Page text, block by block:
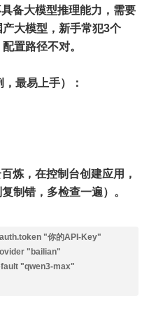
备大模型推理能力，需要
大模型，新手常犯3个
置路径不对。
最易上手） ：
炼，在控制台创建应用，
制错，多检查一遍）。
"你的API-Key"
"bailian"
"qwen3-max"